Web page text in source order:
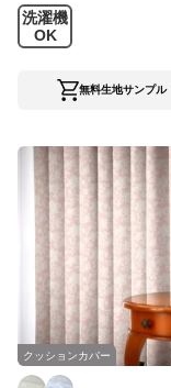
洗濯機
OK
無料生地サンプル
クッションカバー